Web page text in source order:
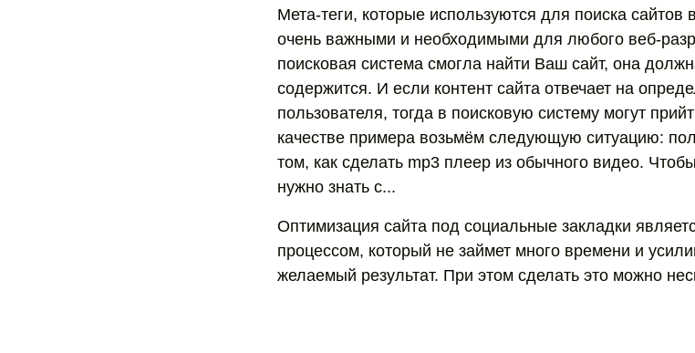
Мета-теги, которые используются для поиска сайтов
очень важными и необходимыми для любого веб-
поисковая система смогла найти Ваш сайт, она
содержится. И если контент сайта отвечает на
пользователя, тогда в поисковую систему могут
качестве примера возьмём следующую ситуацию:
том, как сделать mp3 плеер из обычного видео.
нужно знать с...
Оптимизация сайта под социальные закладки
процессом, который не займет много времени и
желаемый результат. При этом сделать это можно